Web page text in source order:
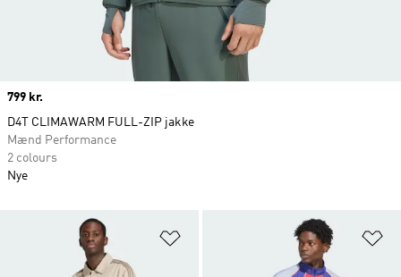
Price
799 kr.
D4T CLIMAWARM FULL-ZIP jakke
Mænd Performance
2 colours
Nye